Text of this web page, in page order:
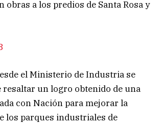
obras a los predios de Santa Rosa y
el Ministerio de Industria se
resaltar un logro obtenido de una
con Nación para mejorar la
los parques industriales de